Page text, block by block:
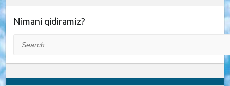
Nimani qidiramiz?